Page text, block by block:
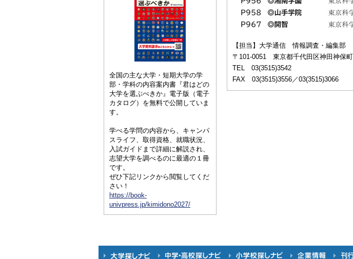
全国の主な大学・短期大学の学
部・学科の内容案内書『君はどの
大学を選ぶべきか』電子版（電子
カタログ）を無料で公開していま
す。
学べる学問の内容から、キャンパ
スライフ、取得資格、就職状況、
入試ガイドまで詳細に解説され、
志望大学を調べるのに最適の１冊
です。
ぜひ下記リンクから閲覧してくだ
さい！
https://book-
univpress.jp/kimidono2027/
【担当】大学通信 情報調査・編集部
〒101-0051 東京都千代田区神田神保
TEL 03(3515)3542
FAX 03(3515)3556／03(3515)3066